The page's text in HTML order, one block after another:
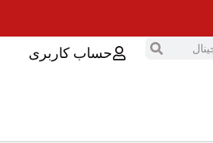
حساب کاربری